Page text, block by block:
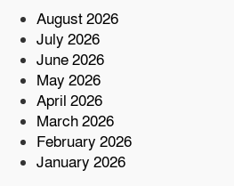
৮টিঅটোরিক্সো ও ১২টি
স্যালোমেশিনসহ ৪ গ্রেপ্তার
August 2026
July 2026
June 2026
May 2026
April 2026
March 2026
February 2026
January 2026